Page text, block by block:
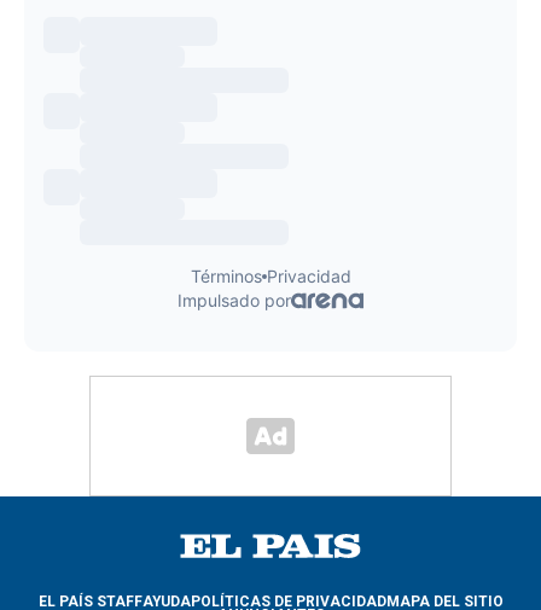
EL PAÍS STAFFAYUDAPOLÍTICAS DE PRIVACIDADMAPA DEL SITIO